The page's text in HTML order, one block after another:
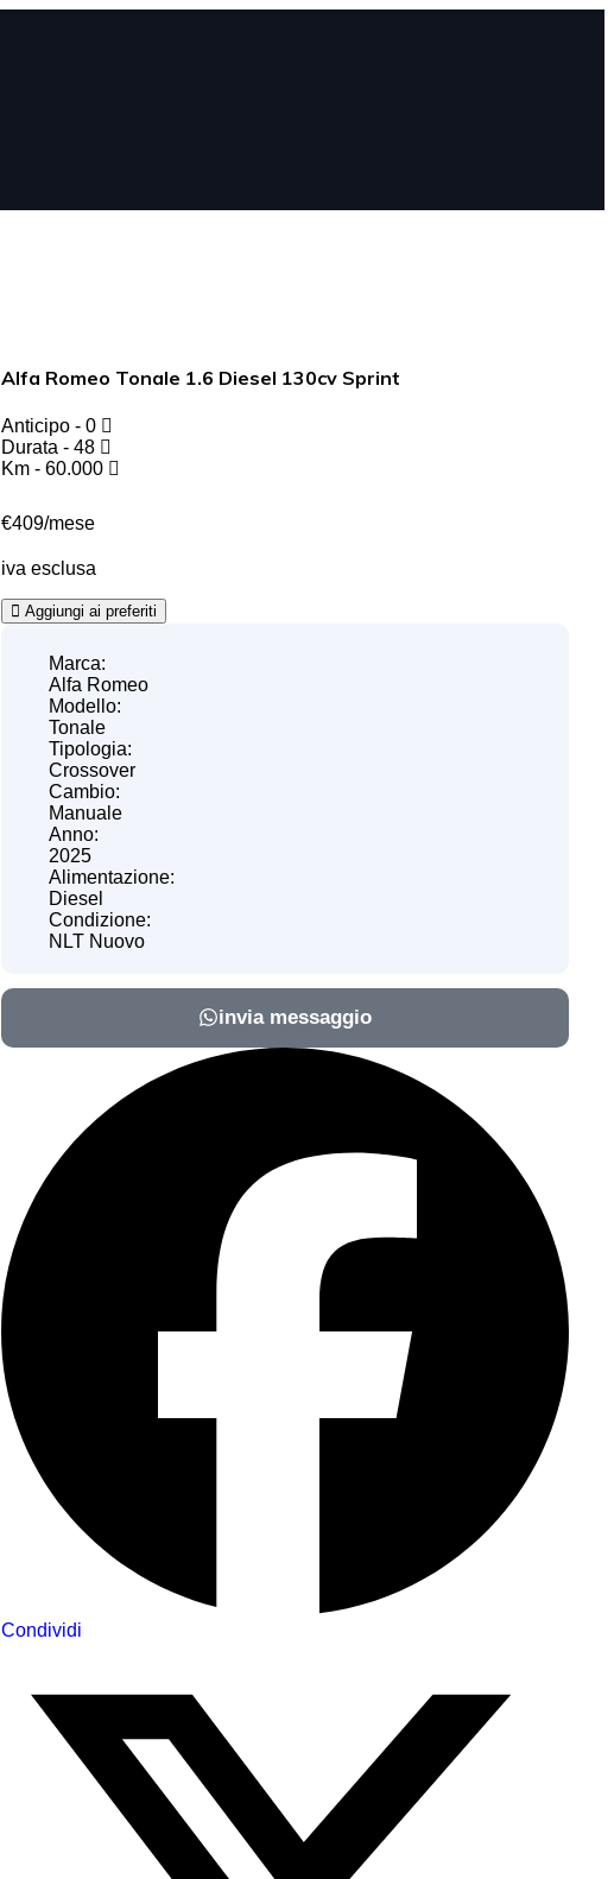
Alfa Romeo Tonale 1.6 Diesel 130cv Sprint
Anticipo - 0
Durata - 48
Km - 60.000
€409/mese
iva esclusa
Aggiungi ai preferiti
Marca:
Alfa Romeo
Modello:
Tonale
Tipologia:
Crossover
Cambio:
Manuale
Anno:
2025
Alimentazione:
Diesel
Condizione:
NLT Nuovo
invia messaggio
Condividi